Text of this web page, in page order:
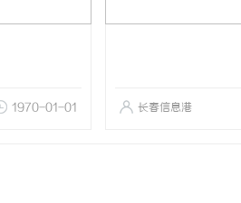
1970-01-01 长春信息港